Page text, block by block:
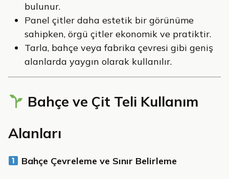
bulunur.
Panel çitler daha estetik bir görünüme
sahipken, örgü çitler ekonomik ve pratiktir.
Tarla, bahçe veya fabrika çevresi gibi geniş
alanlarda yaygın olarak kullanılır.
Bahçe ve Çit Teli Kullanım
Alanları
Bahçe Çevreleme ve Sınır Belirleme